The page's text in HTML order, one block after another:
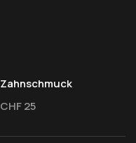
Zahnschmuck
CHF 25